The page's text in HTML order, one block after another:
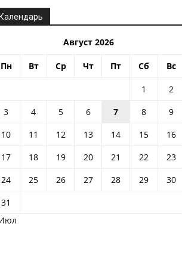
Август 2026
Пн Вт Ср Чт Пт Сб Вс
1
2
3
4 5 6 7 8
9
10
11 12 13 14 15
16
17
18 19 20 21 22
23
24
25 26 27 28 29
30
31